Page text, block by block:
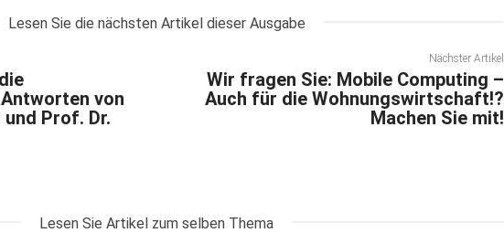
Lesen Sie die nächsten Artikel dieser Ausgabe
von
Prof. Dr.
Nächster Artikel
Wir fragen Sie: Mobile Computing –
Auch für die Wohnungswirtschaft!?
Machen Sie mit!
Lesen Sie Artikel zum selben Thema